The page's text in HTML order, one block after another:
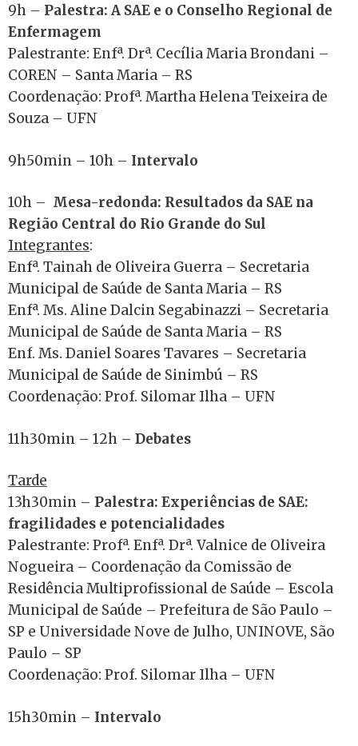
9h – Palestra: A SAE e o Conselho Regional de
Enfermagem
Palestrante: Enfª. Drª. Cecília Maria Brondani –
COREN – Santa Maria – RS
Coordenação: Profª. Martha Helena Teixeira de
Souza – UFN
9h50min – 10h – Intervalo
10h – Mesa-redonda: Resultados da SAE na
Região Central do Rio Grande do Sul
Integrantes:
Enfª. Tainah de Oliveira Guerra – Secretaria
Municipal de Saúde de Santa Maria – RS
Enfª. Ms. Aline Dalcin Segabinazzi – Secretaria
Municipal de Saúde de Santa Maria – RS
Enf. Ms. Daniel Soares Tavares – Secretaria
Municipal de Saúde de Sinimbú – RS
Coordenação: Prof. Silomar Ilha – UFN
11h30min – 12h – Debates
Tarde
13h30min – Palestra: Experiências de SAE:
fragilidades e potencialidades
Palestrante: Profª. Enfª. Drª. Valnice de Oliveira
Nogueira – Coordenação da Comissão de
Residência Multiprofissional de Saúde – Escola
Municipal de Saúde – Prefeitura de São Paulo –
SP e Universidade Nove de Julho, UNINOVE, São
Paulo – SP
Coordenação: Prof. Silomar Ilha – UFN
15h30min – Intervalo